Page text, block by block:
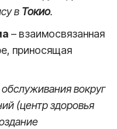
в Токио.
– взаимосвязанная
приносящая
вокруг
(центр здоровья